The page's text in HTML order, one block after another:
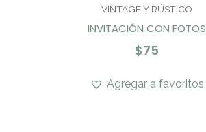
VINTAGE Y RÚSTICO
INVITACIÓN CON FOTOS
$75
Agregar a favoritos